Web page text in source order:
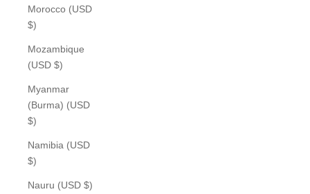
Morocco (USD
$)
Mozambique
(USD $)
Myanmar
(Burma) (USD
$)
Namibia (USD
$)
Nauru (USD $)